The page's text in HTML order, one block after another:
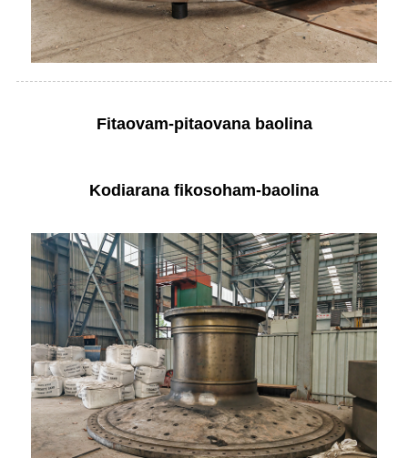
Fitaovam-pitaovana baolina
Kodiarana fikosoham-baolina